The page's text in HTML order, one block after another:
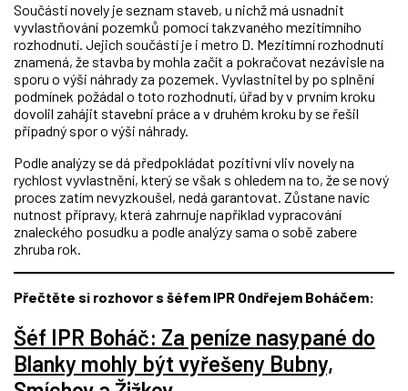
Součástí novely je seznam staveb, u nichž má usnadnit
vyvlastňování pozemků pomocí takzvaného mezitímního
rozhodnutí. Jejich součástí je i metro D. Mezitímní rozhodnutí
znamená, že stavba by mohla začít a pokračovat nezávisle na
sporu o výši náhrady za pozemek. Vyvlastnitel by po splnění
podmínek požádal o toto rozhodnutí, úřad by v prvním kroku
dovolil zahájit stavební práce a v druhém kroku by se řešil
případný spor o výši náhrady.
Podle analýzy se dá předpokládat pozitivní vliv novely na
rychlost vyvlastnění, který se však s ohledem na to, že se nový
proces zatím nevyzkoušel, nedá garantovat. Zůstane navíc
nutnost přípravy, která zahrnuje například vypracování
znaleckého posudku a podle analýzy sama o sobě zabere
zhruba rok.
Přečtěte si rozhovor s šéfem IPR Ondřejem Boháčem:
Šéf IPR Boháč: Za peníze nasypané do
Blanky mohly být vyřešeny Bubny,